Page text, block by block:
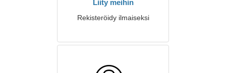
Liity meihin
Rekisteröidy ilmaiseksi